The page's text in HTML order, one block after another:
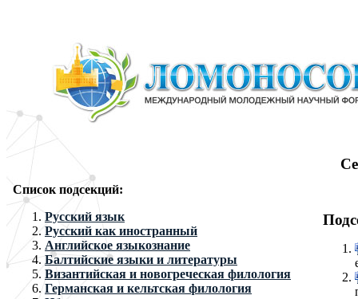
Список подсекций:
Русский язык
Русский как иностранный
Английское языкознание
Балтийские языки и литературы
Византийская и новогреческая филология
Германская и кельтская филология